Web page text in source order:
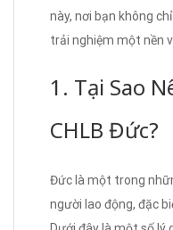
này, nơi bạn không
trải nghiệm một nền
1. Tại Sao
CHLB Đức?
Đức là một trong
người lao động, đặc